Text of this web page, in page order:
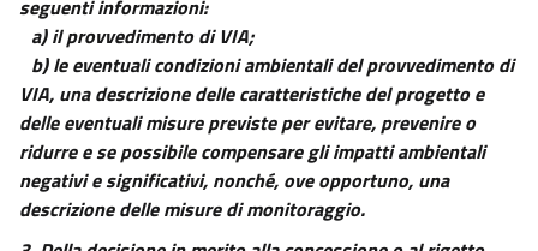
14
15
16
17
18
TITOLO III
seguenti informazioni:
a) il provvedimento di VIA;
b) le eventuali condizioni ambientali del provvedimento di
VIA, una descrizione delle caratteristiche del progetto e
delle eventuali misure previste per evitare, prevenire o
ridurre e se possibile compensare gli impatti ambientali
negativi e significativi, nonché, ove opportuno, una
descrizione delle misure di monitoraggio.